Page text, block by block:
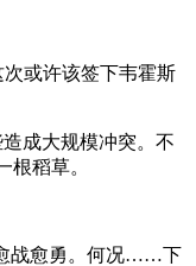
或许该签下韦霍斯
成大规模冲突。不
稻草。
愈战愈勇。何况……下